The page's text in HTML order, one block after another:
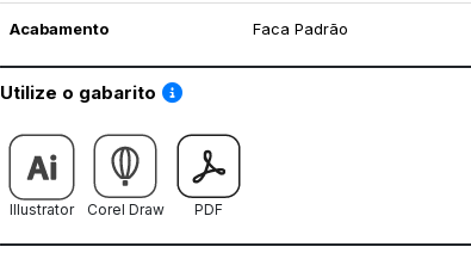
Acabamento Faca Padrão
Utilize o gabarito Saiba como utilizar os nossos gabaritos
Illustrator Corel Draw PDF